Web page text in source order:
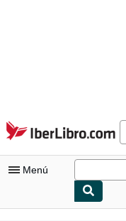
Pasar al contenido principal
IberLibro.com
Menú